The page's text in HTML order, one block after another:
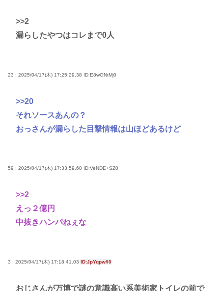
>>2
漏らしたやつはコレまで0人
23 : 2025/04/17(木) 17:25:29.38 ID:E8wONtMj0
>>20
それソースあんの？
おっさんが漏らした目撃情報は山ほどあるけど
59 : 2025/04/17(木) 17:33:59.60 ID:VeNDE+SZ0
>>2
えっ２億円
中抜きハンパねぇな
3 : 2025/04/17(木) 17:18:41.03 ID:JpYqpw/l0
おじさんが万博で謎の意識高い系美術家トイレの前で